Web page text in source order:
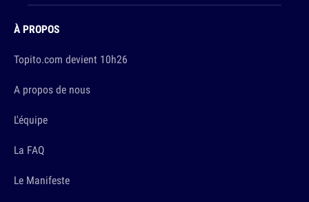
À PROPOS
Topito.com devient 10h26
A propos de nous
L'équipe
La FAQ
Le Manifeste